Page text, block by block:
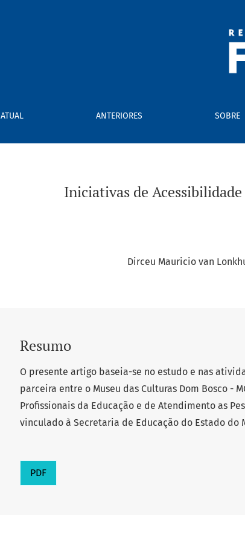
ATUAL ANTERIORES SOBRE
Iniciativas de
Dirceu Mauricio van
Resumo
O presente artigo baseia-se no estudo e nas
parceira entre o Museu das Culturas Dom Bosco -
Profissionais da Educação e de Atendimento as
vinculado à Secretaria de Educação do Estado do
PDF